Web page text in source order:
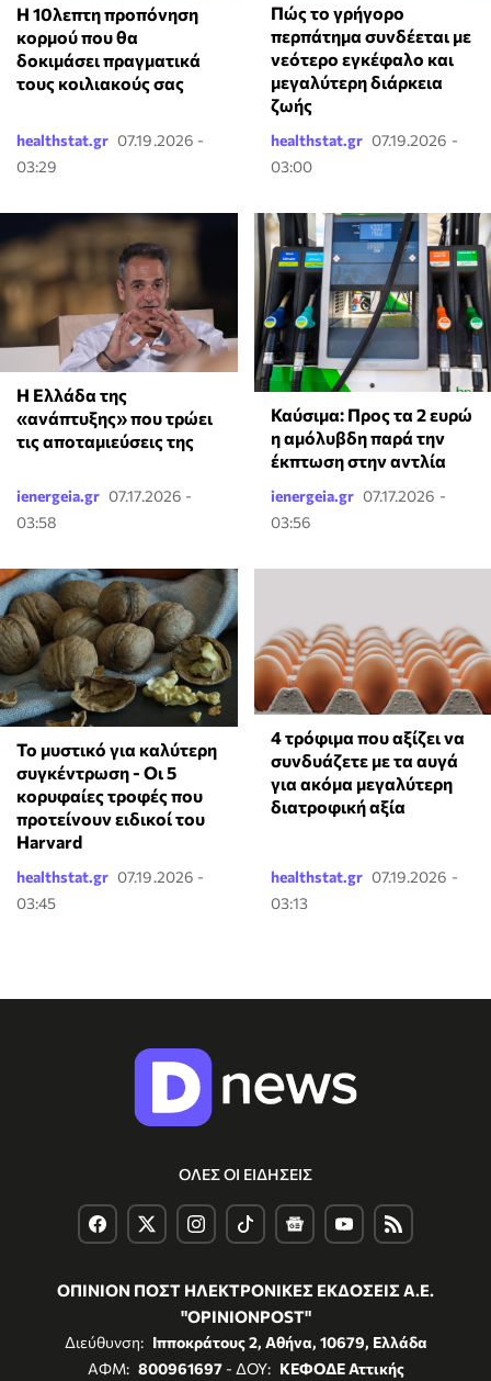
Η 10λεπτη προπόνηση
κορμού που θα
δοκιμάσει πραγματικά
τους κοιλιακούς σας
healthstat.gr 07.19.2026 -
03:29
Πώς το γρήγορο
περπάτημα συνδέεται με
νεότερο εγκέφαλο και
μεγαλύτερη διάρκεια
ζωής
healthstat.gr 07.19.2026 -
03:00
Η Ελλάδα της
«ανάπτυξης» που τρώει
τις αποταμιεύσεις της
ienergeia.gr 07.17.2026 -
03:58
Καύσιμα: Προς τα 2 ευρώ
η αμόλυβδη παρά την
έκπτωση στην αντλία
ienergeia.gr 07.17.2026 -
03:56
Το μυστικό για καλύτερη
συγκέντρωση - Οι 5
κορυφαίες τροφές που
προτείνουν ειδικοί του
Harvard
healthstat.gr 07.19.2026 -
03:45
4 τρόφιμα που αξίζει να
συνδυάζετε με τα αυγά
για ακόμα μεγαλύτερη
διατροφική αξία
healthstat.gr 07.19.2026 -
03:13
ΟΛΕΣ ΟΙ ΕΙΔΗΣΕΙΣ
ΟΠΙΝΙΟΝ ΠΟΣΤ ΗΛΕΚΤΡΟΝΙΚΕΣ ΕΚΔΟΣΕΙΣ Α.Ε.
"OPINIONPOST"
Διεύθυνση: Ιπποκράτους 2, Αθήνα, 10679, Ελλάδα
ΑΦΜ: 800961697- ΔΟΥ: ΚΕΦΟΔΕ Αττικής